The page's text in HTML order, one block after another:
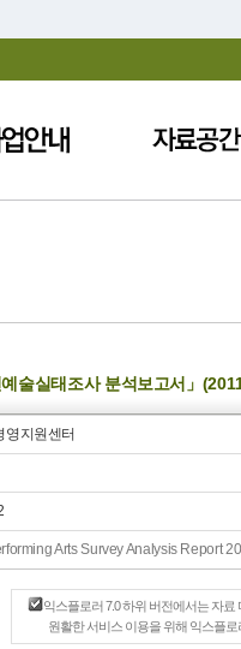
예술실태조사 분석보고서」
영지원센터
Arts Survey Analysis Report
익스플로러 7.0 하위 버전에서는 자
원활한 서비스 이용을 위해 익스플로